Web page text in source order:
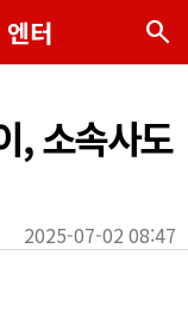
엔터 search
, 소속사도
2025-07-02 08:47